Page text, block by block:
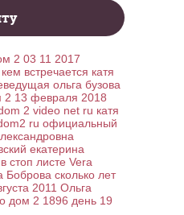
2 03 11 2017
встречается катя
ольга бузова
2 13 февраля 2018
2 video net ru катя
ru официальный
екатерина
стоп листе Vera
Боброва сколько лет
2011 Ольга
дом 2 1896 день 19